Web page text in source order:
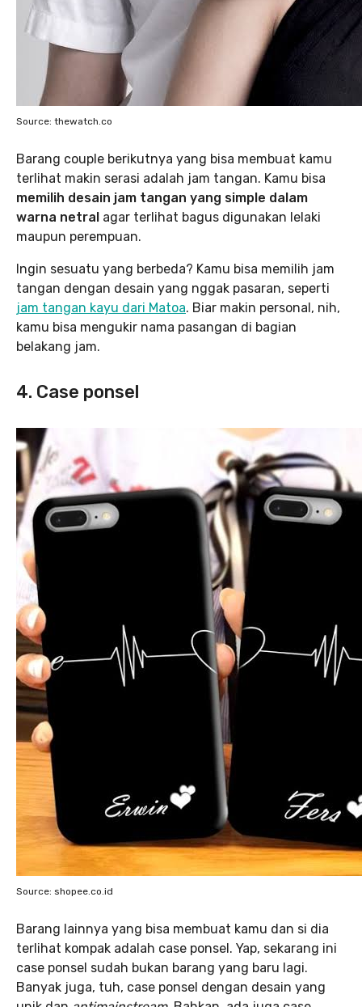
Source: thewatch.co
Barang couple berikutnya yang bisa membuat kamu
terlihat makin serasi adalah jam tangan. Kamu bisa
memilih desain jam tangan yang simple dalam
warna netral agar terlihat bagus digunakan lelaki
maupun perempuan.
Ingin sesuatu yang berbeda? Kamu bisa memilih jam
tangan dengan desain yang nggak pasaran, seperti
jam tangan kayu dari Matoa. Biar makin personal, nih,
kamu bisa mengukir nama pasangan di bagian
belakang jam.
4. Case ponsel
Source: shopee.co.id
Barang lainnya yang bisa membuat kamu dan si dia
terlihat kompak adalah case ponsel. Yap, sekarang ini
case ponsel sudah bukan barang yang baru lagi.
Banyak juga, tuh, case ponsel dengan desain yang